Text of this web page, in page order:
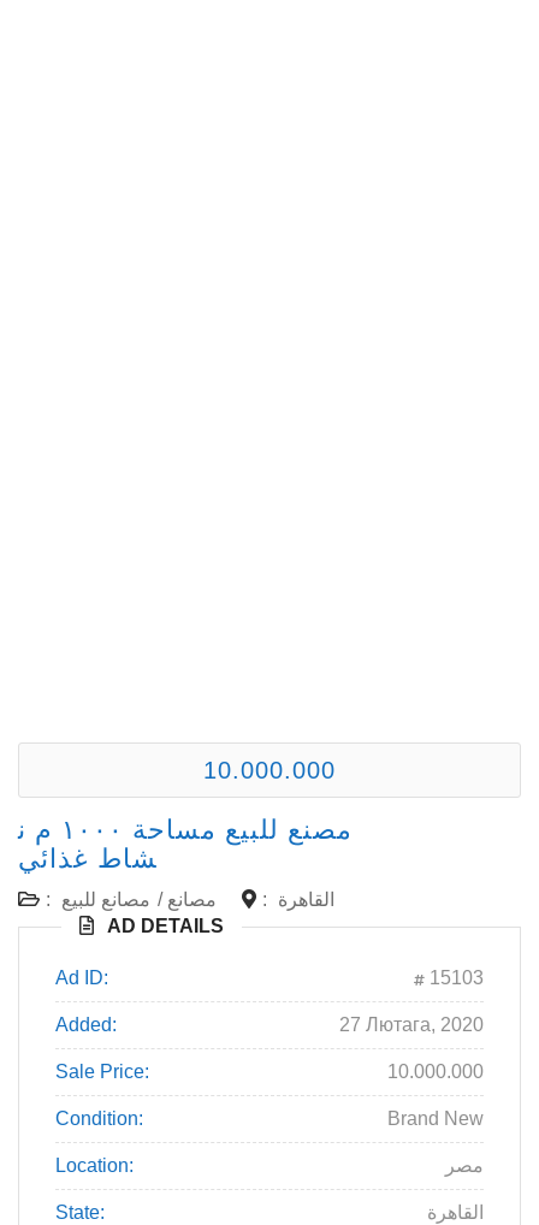
10.000.000
مصنع للبيع مساحة ١٠٠٠ م ن
شاط غذائي
: مصانع / مصانع للبيع :
القاهرة
AD DETAILS
Ad ID: 15103
Added: 27 Лютага, 2020
Sale Price: 10.000.000
Condition: Brand New
Location: مصر
State: القاهرة